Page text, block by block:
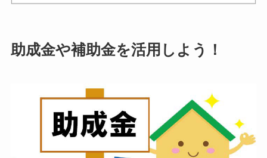
助成金や補助金を活用しよう！